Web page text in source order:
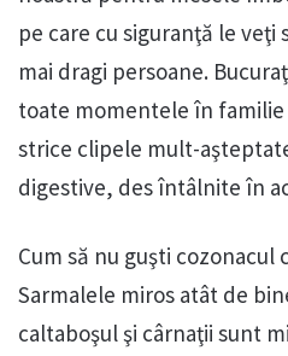
pe care cu siguranţă le veţi
mai dragi persoane.
toate momentele în familie
strice clipele mult-
digestive, des întâlnite în
Cum să nu guşti
Sarmalele miros atât de
caltaboşul şi cârnaţii sunt